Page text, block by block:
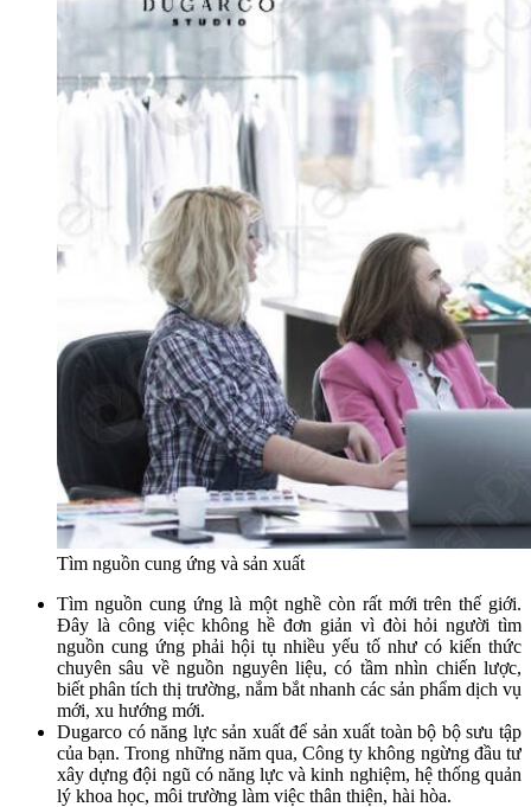
Tìm nguồn cung ứng và sản xuất
Tìm nguồn cung ứng là một nghề còn rất mới trên thế giới.
Đây là công việc không hề đơn giản vì đòi hỏi người tìm
nguồn cung ứng phải hội tụ nhiều yếu tố như có kiến thức
chuyên sâu về nguồn nguyên liệu, có tầm nhìn chiến lược,
biết phân tích thị trường, nắm bắt nhanh các sản phẩm dịch vụ
mới, xu hướng mới.
Dugarco có năng lực sản xuất để sản xuất toàn bộ bộ sưu tập
của bạn. Trong những năm qua, Công ty không ngừng đầu tư
xây dựng đội ngũ có năng lực và kinh nghiệm, hệ thống quản
lý khoa học, môi trường làm việc thân thiện, hài hòa.